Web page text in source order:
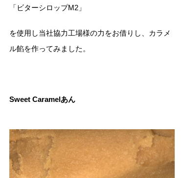
「ビターシロップM2」
を使用し当社協力工場様の力をお借りし、カラメ
ル餡を作ってみました。
Sweet Caramelあん